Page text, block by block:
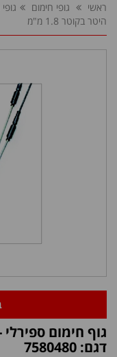
ראשי גופי חימום
היטר בקוטר 1.8 מ"מ
גוף חימום ספירלי -
דגם: 7580480